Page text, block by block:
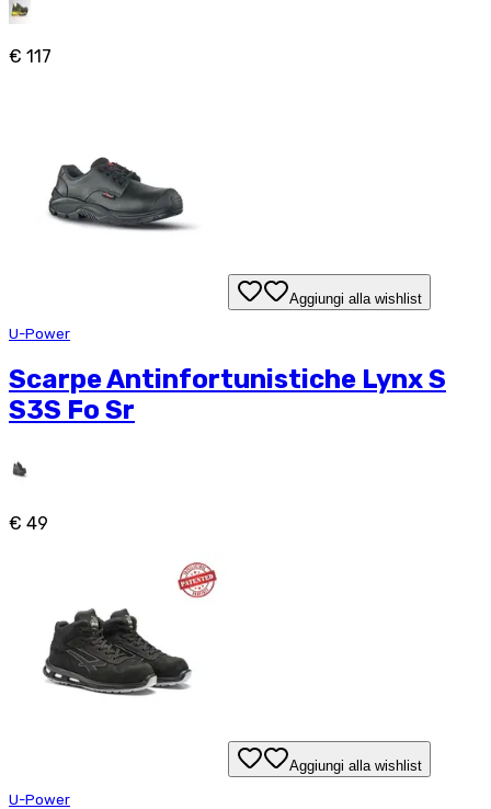
€ 117
Aggiungi alla wishlist
U-Power
Scarpe Antinfortunistiche Lynx S
S3S Fo Sr
€ 49
Aggiungi alla wishlist
U-Power